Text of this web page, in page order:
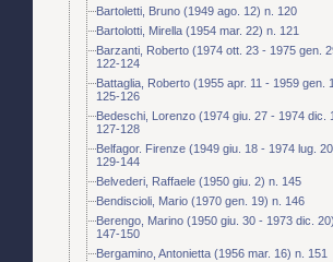
Bartoletti, Bruno (1949 ago. 12) n. 120
Bartolotti, Mirella (1954 mar. 22) n. 121
Barzanti, Roberto (1974 ott. 23 - 1975 gen.
122-124
Battaglia, Roberto (1955 apr. 11 - 1959 gen.
125-126
Bedeschi, Lorenzo (1974 giu. 27 - 1974 dic.
127-128
Belfagor. Firenze (1949 giu. 18 - 1974 lug.
129-144
Belvederi, Raffaele (1950 giu. 2) n. 145
Bendiscioli, Mario (1970 gen. 19) n. 146
Berengo, Marino (1950 giu. 30 - 1973 dic.
147-150
Bergamino, Antonietta (1956 mar. 16) n. 151